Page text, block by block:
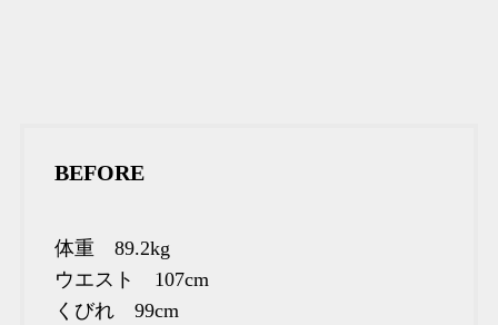
BEFORE
体重 89.2kg
ウエスト 107cm
くびれ 99cm